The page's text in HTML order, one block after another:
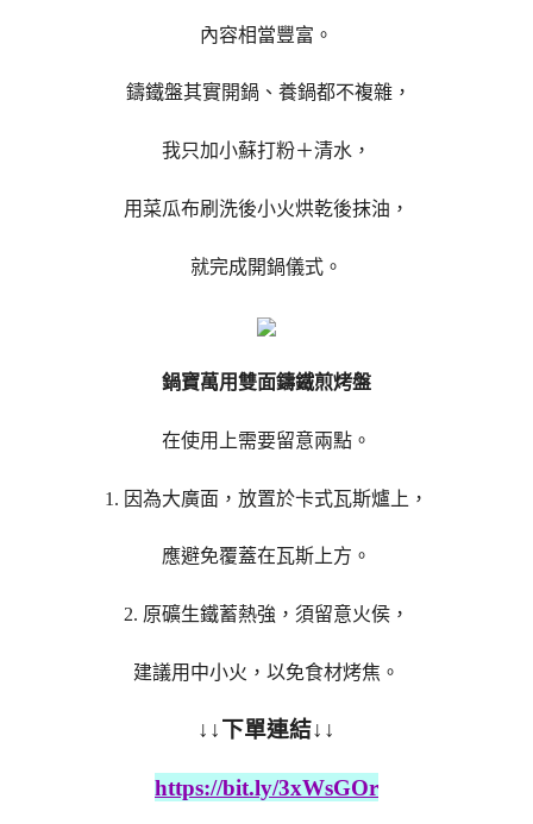
內容相當豐富。
鑄鐵盤其實開鍋、養鍋都不複雜，
我只加小蘇打粉＋清水，
用菜瓜布刷洗後小火烘乾後抹油，
就完成開鍋儀式。
鍋寶萬用雙面鑄鐵煎烤盤
在使用上需要留意兩點。
1. 因為大廣面，放置於卡式瓦斯爐上，
應避免覆蓋在瓦斯上方。
2. 原礦生鐵蓄熱強，須留意火侯，
建議用中小火，以免食材烤焦。
↓↓下單連結↓↓
https://bit.ly/3xWsGOr